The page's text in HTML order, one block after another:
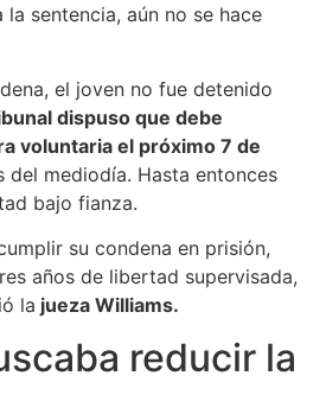
sentencia, aún no se hace
el joven no fue detenido
dispuso que debe
voluntaria el próximo 7 de
del mediodía. Hasta entonces
bajo fianza.
su condena en prisión,
años de libertad supervisada,
la jueza Williams.
reducir la